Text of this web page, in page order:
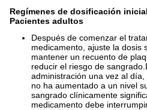
Regímenes de dosificación
Pacientes adultos
Después de comenzar el
medicamento, ajuste la dosis
mantener un recuento de
reducir el riesgo de
administración una vez al
no ha aumentado a un nivel
sangrado clínicamente
medicamento debe